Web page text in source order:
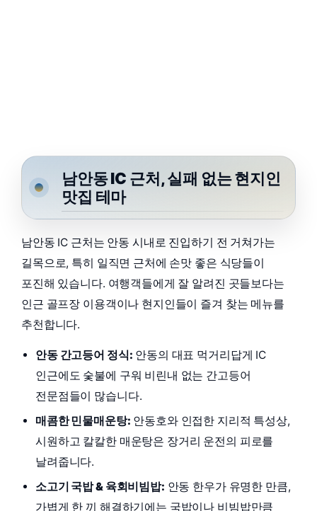
남안동 IC 근처, 실패 없는 현지인
맛집 테마
남안동 IC 근처는 안동 시내로 진입하기 전 거쳐가는
길목으로, 특히 일직면 근처에 손맛 좋은 식당들이
포진해 있습니다. 여행객들에게 잘 알려진 곳들보다는
인근 골프장 이용객이나 현지인들이 즐겨 찾는 메뉴를
추천합니다.
안동 간고등어 정식: 안동의 대표 먹거리답게 IC
인근에도 숯불에 구워 비린내 없는 간고등어
전문점들이 많습니다.
매콤한 민물매운탕: 안동호와 인접한 지리적 특성상,
시원하고 칼칼한 매운탕은 장거리 운전의 피로를
날려줍니다.
소고기 국밥 & 육회비빔밥: 안동 한우가 유명한 만큼,
가볍게 한 끼 해결하기에는 국밥이나 비빔밥만큼